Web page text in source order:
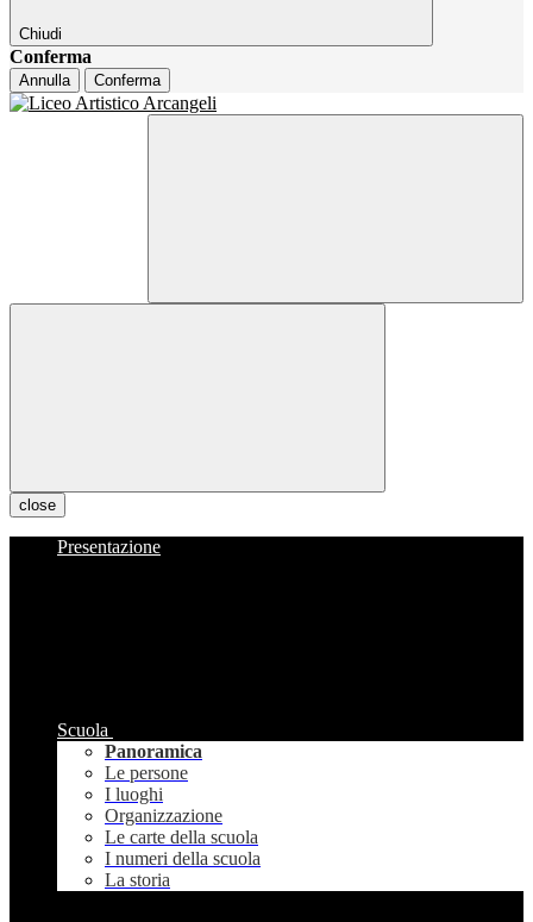
Chiudi
Conferma
Annulla Conferma
close
Presentazione
Scuola
Panoramica
Le persone
I luoghi
Organizzazione
Le carte della scuola
I numeri della scuola
La storia